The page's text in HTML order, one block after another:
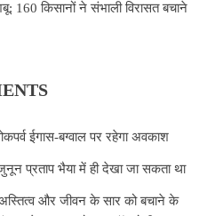
160 किसानों ने संभाली विरासत बचाने
ईगास-बग्वाल पर रहेगा अवकाश
जुनून प्रताप भैया में ही देखा जा सकता था
और जीवन के सार को बचाने के